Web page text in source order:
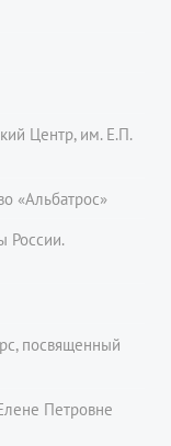
Центр, им. Е.П.
«Альбатрос»
России.
посвященный
Петровне